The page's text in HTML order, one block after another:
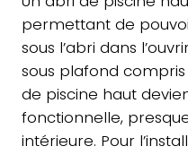
permettant de
sous l’abri dans
sous plafond compris
de piscine haut
fonctionnelle,
intérieure. Pour